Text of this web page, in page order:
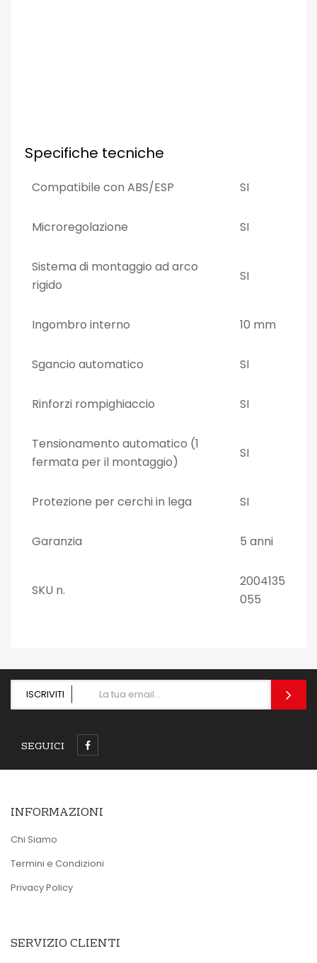
Specifiche tecniche
Compatibile con ABS/ESP SI
Microregolazione SI
Sistema di montaggio ad arco
rigido
SI
Ingombro interno 10 mm
Sgancio automatico SI
Rinforzi rompighiaccio SI
Tensionamento automatico (1
fermata per il montaggio)
SI
Protezione per cerchi in lega SI
Garanzia 5 anni
SKU n.
2004135
055
ISCRIVITI
SEGUICI
INFORMAZIONI
Chi Siamo
Termini e Condizioni
Privacy Policy
SERVIZIO CLIENTI